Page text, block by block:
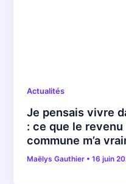
Actualités
Je pensais vivre
: ce que le revenu
commune m’a
Maëlys Gauthier •16 juin